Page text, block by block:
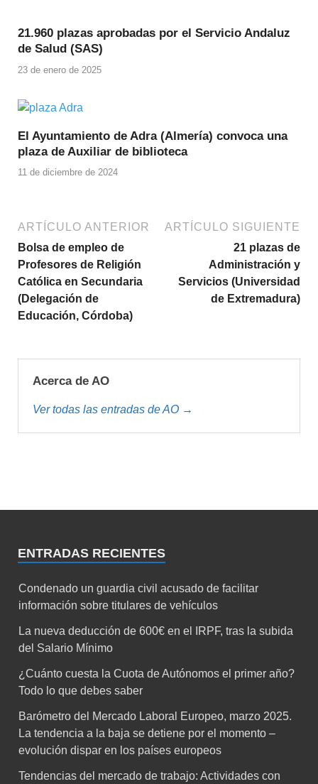
21.960 plazas aprobadas por el Servicio Andaluz
de Salud (SAS)
23 de enero de 2025
El Ayuntamiento de Adra (Almería) convoca una
plaza de Auxiliar de biblioteca
11 de diciembre de 2024
ARTÍCULO ANTERIOR
Bolsa de empleo de
Profesores de Religión
Católica en Secundaria
(Delegación de
Educación, Córdoba)
ARTÍCULO SIGUIENTE
21 plazas de
Administración y
Servicios (Universidad
de Extremadura)
Acerca de AO
Ver todas las entradas de AO →
ENTRADAS RECIENTES
Condenado un guardia civil acusado de facilitar
información sobre titulares de vehículos
La nueva deducción de 600€ en el IRPF, tras la subida
del Salario Mínimo
¿Cuánto cuesta la Cuota de Autónomos el primer año?
Todo lo que debes saber
Barómetro del Mercado Laboral Europeo, marzo 2025.
La tendencia a la baja se detiene por el momento –
evolución dispar en los países europeos
Tendencias del mercado de trabajo: Actividades con